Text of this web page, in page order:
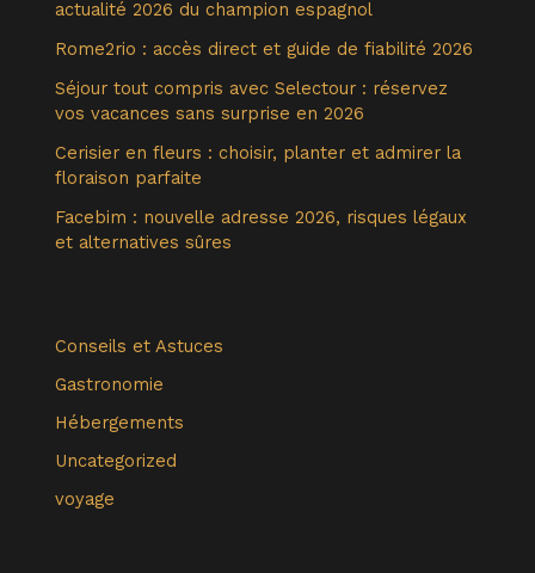
actualité 2026 du champion espagnol
Rome2rio : accès direct et guide de fiabilité 2026
Séjour tout compris avec Selectour : réservez
vos vacances sans surprise en 2026
Cerisier en fleurs : choisir, planter et admirer la
floraison parfaite
Facebim : nouvelle adresse 2026, risques légaux
et alternatives sûres
Conseils et Astuces
Gastronomie
Hébergements
Uncategorized
voyage